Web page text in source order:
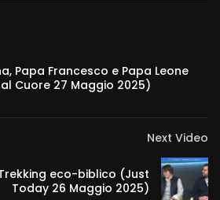
Papa Francesco e Papa Leone
Cuore 27 Maggio 2025)
Next Video
eco-biblico (Just
Today 26 Maggio 2025)